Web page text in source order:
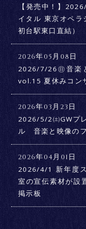
【発売中！】
イタル 東京オペラ
初台駅東口直結）
2026年05月08日
2026/7/26㊐音楽
vol.15 夏休みコン
2026年03月23日
2026/5/2㈯GWプ
ル 音楽と映像の
2026年04月01日
2026/4/1 新年度
室の宣伝素材が設
掲示板